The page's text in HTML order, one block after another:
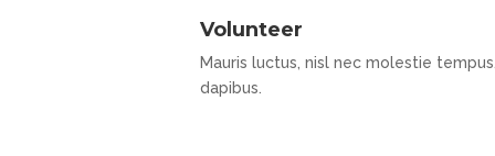
Volunteer
Mauris luctus, nisl nec molestie
dapibus.